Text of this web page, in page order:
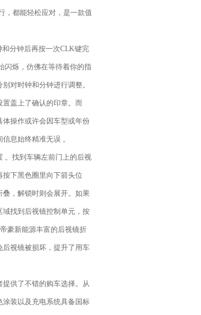
，都能轻松应对，是一款值
分钟后再按一次CLK键完
闪烁，仿佛在等待着你的指
对时钟和分钟进行调整。
盖上了确认的印章。而
体操作或许会因车型或年份
息始终精准无误 。
找到车辆左前门上的后视
下黑色圈里向下箭头位
，解锁时则会展开。如果
找到后视镜控制单元，按
豪新能源丰富的后视镜折
视镜被损坏，提升了用车
供了不错的购车选择。从
装以及充电系统具备国标